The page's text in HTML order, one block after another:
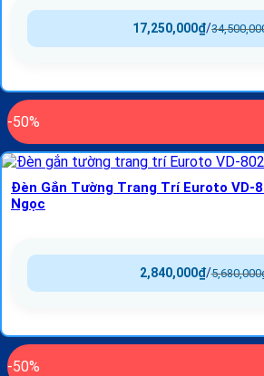
/
17,250,000₫
-50%
Đèn Gắn Tường Trang Trí Euroto VD-
Ngọc
5,680,000
/
2,840,000₫
-50%